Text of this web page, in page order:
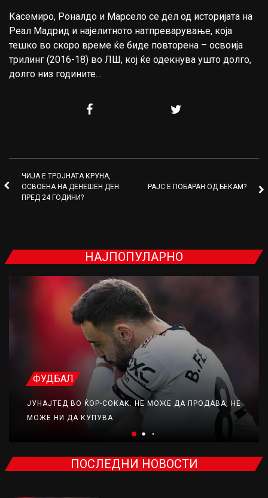
Касемиро, Роналдо и Марсело се дел од историјата на
Реал Мадрид и најелитното натпреварување, која
тешко во скоро време ќе биде повторена – освоија
трилинг (2016-18) во ЛШ, кој ќе одекнува ушто долго,
долго низ годините…
ЧИЈА Е ТРОЈНАТА КРУНА,
ОСВОЕНА НА ДЕНЕШЕН ДЕН
ПРЕД 24 ГОДИНИ?
РАЈС Е ПОБАРАН ОД БЕКАМ?
НАЈПОПУЛАРНО
ФУДБАЛ
ЈУНАЈТЕД ВО ЌОР-СОКАК: НЕ МОЖЕ ДА ПРОДАВА, НЕ
МОЖЕ НИ ДА КУПУВА
ПОСЛЕДНИ НОВОСТИ